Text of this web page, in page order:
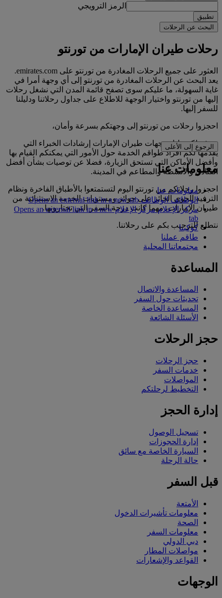
الرمز الترويجي
تطبيق
البحث عن الرحلات
رحلات طيران الإمارات من تورنتو
العثور على جميع الرحلات المغادرة من تورنتو على emirates.com.
يعد البحث عن الرحلات المغادرة من تورنتو إلى أي وجهة أمرا في
غاية السهولة، ما عليكم سوى تصفح قائمة المدن التي نشغل رحلات
إليها من تورنتو واختيار الوجهة للاطلاع على جداول رحلاتنا ودليلنا
للسفر إليها.
احجزوا رحلات من تورنتو إلى وجهتكم بسرعة وأمان،
ويوفر لكم دليل وجهات طيران الإمارات إرشادات الخبراء التي
يقدمها لكم أفراد طواقم الخدمة حول الأمور التي يمكنكم القيام بها
وأفضل الأماكن التي تستحق الزيارة، فضلا عن توصيات بشأن أفضل
الفنادق والأنشطة والمطاعم في المدينة.
احجزوا رحلاتكم من تورنتو اليوم لتستمتعوا بالأطباق الفاخرة ونظام
الترفيه الجوي الحائز على جوائز ومستويات الخدمة الاستثنائية من
طيران الإمارات، مهما كانت درجة السفر التي تختارونها.
نتطلع للترحيب بكم على رحلاتنا.
الرجوع إلى الأعلى
معلومات عنا
معلومات عنا
الوظائفالوظائف Opens an external link in a new tab
مركز الإعلام
مركز الإعلام Opens an external link in a new
tab
كوكبنا
طاقم عملنا
مجتمعاتنا المحلية
المساعدة
المساعدة والاتصال
تحديثات حول السفر
المساعدة الخاصة
الأسئلة الشائعة
حجز الرحلات
حجز الرحلات
خدمات السفر
المواصلات
التخطيط لرحلتكم
إدارة الحجز
تسجيل الوصول
إدارة الحجوزات
السيارة الخاصة مع سائق
حالة الرحلة
قبل السفر
الأمتعة
معلومات تأشيرات الدخول
الصحة
معلومات السفر
دبي الدولي
مواصلات المطار
القواعد والإشعارات
الوجهات